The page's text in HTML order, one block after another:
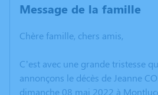
Message de la famille
Chère famille, chers amis,
C’est avec une grande tristesse
annonçons le décès de Jeanne
dimanche 08 mai 2022 à